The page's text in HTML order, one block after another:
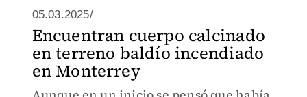
05.03.2025/
Encuentran cuerpo calcinado
en terreno baldío incendiado
en Monterrey